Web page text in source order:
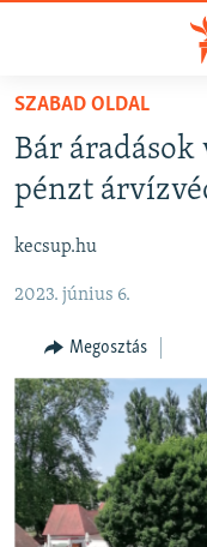
Ugrás
fő
oldalra
Ugrás
Ugrás
NAPIRENDEN
AKTUÁLIS
PODCASTOK
VIDEÓK
ELEMZŐ
NER15
SZABADON
TÁRSADALOM
DEMOKRÁCIA
A PÉNZ NYOMÁBAN
SZABAD OLDAL
Bár
pénzt
kecsup.hu
2023. június 6.
Megosztás